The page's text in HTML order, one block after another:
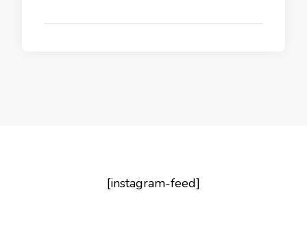
[instagram-feed]